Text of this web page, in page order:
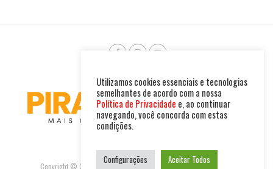
Copyright © 2025. Todos os direitos reservados. PIRAMBU NEWS
Utilizamos cookies essenciais e tecnologias
semelhantes de acordo com a nossa
Política de Privacidade e, ao continuar
navegando, você concorda com estas
condições.
Configurações Aceitar Todos